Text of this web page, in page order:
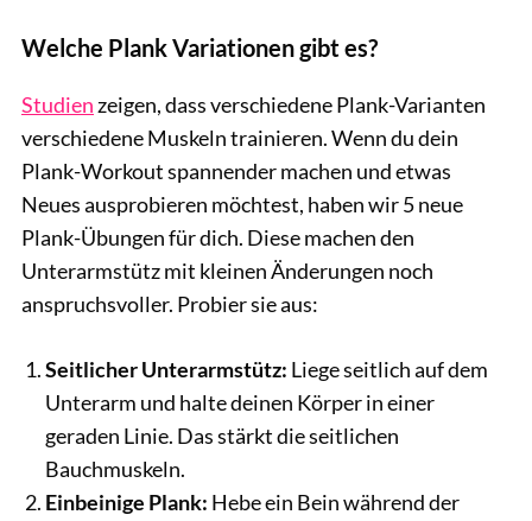
Welche Plank Variationen gibt es?
Studienzeigen, dass verschiedene Plank-Varianten
verschiedene Muskeln trainieren. Wenn du dein
Plank-Workout spannender machen und etwas
Neues ausprobieren möchtest, haben wir 5 neue
Plank-Übungen für dich. Diese machen den
Unterarmstütz mit kleinen Änderungen noch
anspruchsvoller. Probier sie aus:
Seitlicher Unterarmstütz: Liege seitlich auf dem
Unterarm und halte deinen Körper in einer
geraden Linie. Das stärkt die seitlichen
Bauchmuskeln.
Einbeinige Plank: Hebe ein Bein während der